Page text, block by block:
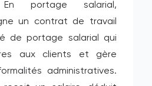
portage salarial,
un contrat de travail
de portage salarial qui
aux clients et gère
administratives.